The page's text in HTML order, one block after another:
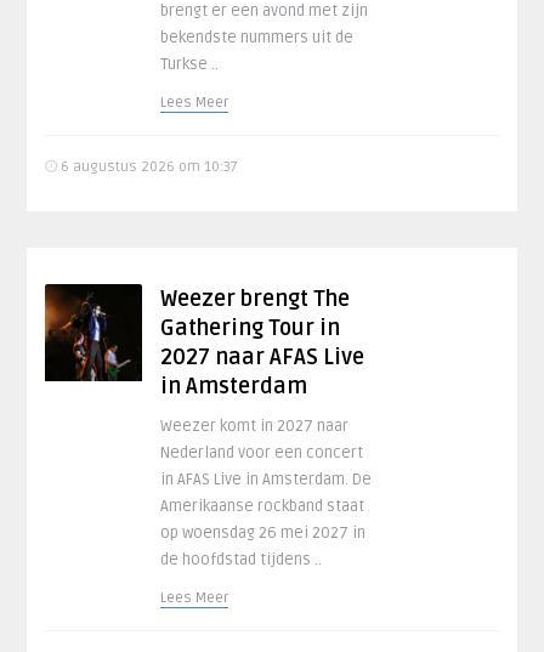
brengt er een avond met zijn
bekendste nummers uit de
Turkse ..
Lees Meer
6 augustus 2026 om 10:37
Weezer brengt The
Gathering Tour in
2027 naar AFAS Live
in Amsterdam
Weezer komt in 2027 naar
Nederland voor een concert
in AFAS Live in Amsterdam. De
Amerikaanse rockband staat
op woensdag 26 mei 2027 in
de hoofdstad tijdens ..
Lees Meer